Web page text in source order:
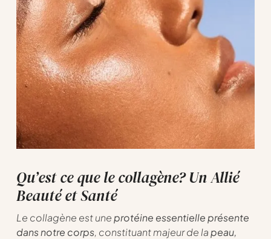
Qu’est ce que le collagène? Un Allié
Beauté et Santé
Le collagène est uneprotéine essentielle présente
dans notre corps, constituant majeur de lapeau,